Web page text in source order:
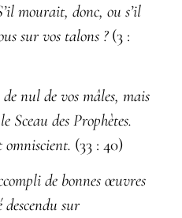
mourait, donc, ou s’il
sur vos talons ?(3 :
nul de vos mâles, mais
Sceau des Prophètes.
omniscient. (33 : 40)
de bonnes œuvres
sur